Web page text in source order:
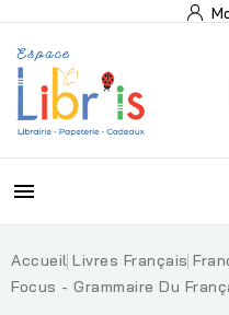

Accueil Livres Français
Focus - Grammaire Du